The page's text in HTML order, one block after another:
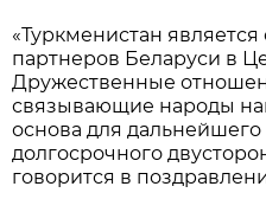
«Туркменистан
партнеров Беларуси в
Дружественные
связывающие народы
основа для
долгосрочного
говорится в